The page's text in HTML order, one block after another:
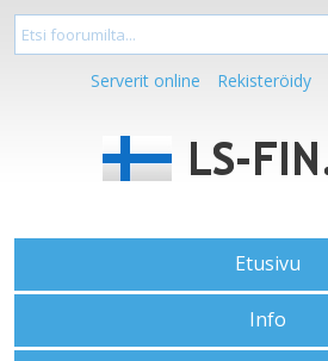
Serverit online Rekisteröidy
Etusivu
Info